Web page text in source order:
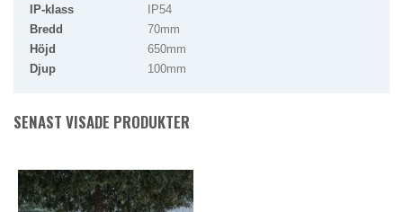
IP-klass
IP54
Bredd
70mm
Höjd
650mm
Djup
100mm
SENAST VISADE PRODUKTER